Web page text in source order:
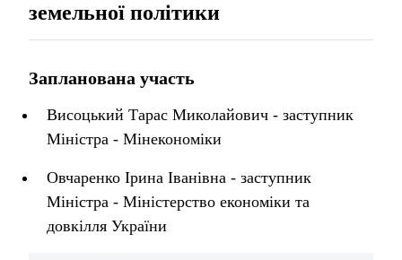
земельної політики
Запланована участь
Висоцький Тарас Миколайович - заступник
Міністра - Мінекономіки
Овчаренко Ірина Іванівна - заступник
Міністра - Міністерство економіки та
довкілля України